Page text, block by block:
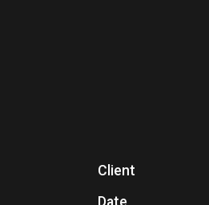
Client
Date